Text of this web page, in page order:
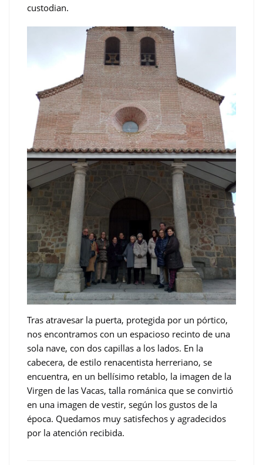
custodian.
Tras atravesar la puerta, protegida por un pórtico,
nos encontramos con un espacioso recinto de una
sola nave, con dos capillas a los lados. En la
cabecera, de estilo renacentista herreriano, se
encuentra, en un bellísimo retablo, la imagen de la
Virgen de las Vacas, talla románica que se convirtió
en una imagen de vestir, según los gustos de la
época. Quedamos muy satisfechos y agradecidos
por la atención recibida.